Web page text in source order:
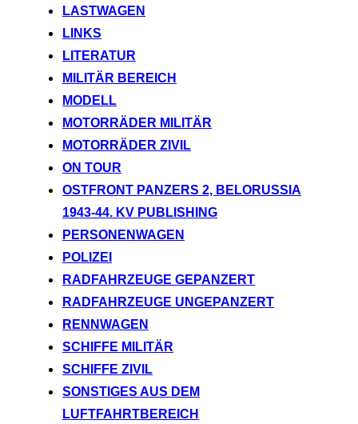
LASTWAGEN
LINKS
LITERATUR
MILITÄR BEREICH
MODELL
MOTORRÄDER MILITÄR
MOTORRÄDER ZIVIL
ON TOUR
OSTFRONT PANZERS 2, BELORUSSIA
1943-44. KV PUBLISHING
PERSONENWAGEN
POLIZEI
RADFAHRZEUGE GEPANZERT
RADFAHRZEUGE UNGEPANZERT
RENNWAGEN
SCHIFFE MILITÄR
SCHIFFE ZIVIL
SONSTIGES AUS DEM
LUFTFAHRTBEREICH